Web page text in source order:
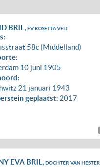
BRIL, EV ROSETTA VELT
58c (Middelland)
10 juni 1905
21 januari 1943
geplaatst: 2017
EVA BRIL, DOCHTER VAN HESTER